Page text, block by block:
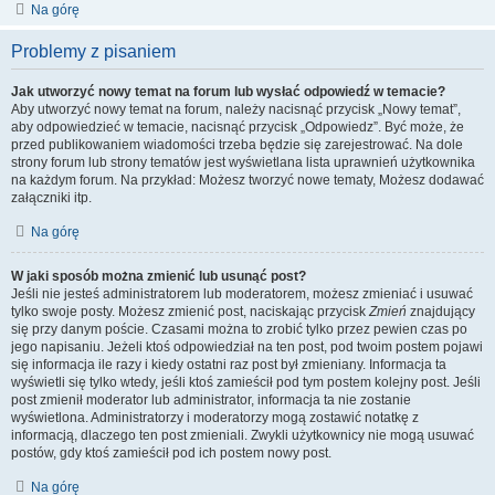
Na górę
Problemy z pisaniem
Jak utworzyć nowy temat na forum lub wysłać odpowiedź w temacie?
Aby utworzyć nowy temat na forum, należy nacisnąć przycisk „Nowy temat”,
aby odpowiedzieć w temacie, nacisnąć przycisk „Odpowiedz”. Być może, że
przed publikowaniem wiadomości trzeba będzie się zarejestrować. Na dole
strony forum lub strony tematów jest wyświetlana lista uprawnień użytkownika
na każdym forum. Na przykład: Możesz tworzyć nowe tematy, Możesz dodawać
załączniki itp.
Na górę
W jaki sposób można zmienić lub usunąć post?
Jeśli nie jesteś administratorem lub moderatorem, możesz zmieniać i usuwać
tylko swoje posty. Możesz zmienić post, naciskając przyciskZmień znajdujący
się przy danym poście. Czasami można to zrobić tylko przez pewien czas po
jego napisaniu. Jeżeli ktoś odpowiedział na ten post, pod twoim postem pojawi
się informacja ile razy i kiedy ostatni raz post był zmieniany. Informacja ta
wyświetli się tylko wtedy, jeśli ktoś zamieścił pod tym postem kolejny post. Jeśli
post zmienił moderator lub administrator, informacja ta nie zostanie
wyświetlona. Administratorzy i moderatorzy mogą zostawić notatkę z
informacją, dlaczego ten post zmieniali. Zwykli użytkownicy nie mogą usuwać
postów, gdy ktoś zamieścił pod ich postem nowy post.
Na górę